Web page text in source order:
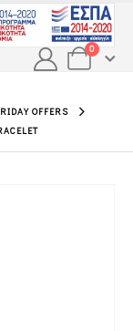
0
OFFERS